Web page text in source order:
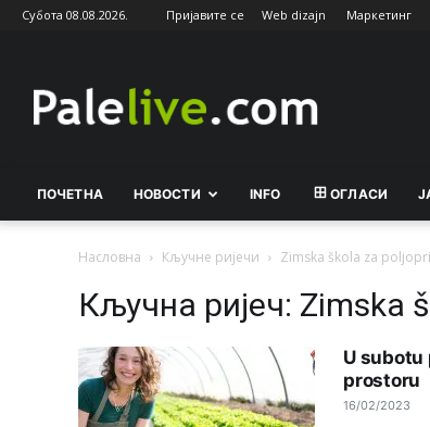
Субота 08.08.2026. Пријавите се Web dizajn Маркетинг
ПОЧЕТНА НОВОСТИ INFO ОГЛАСИ
Насловна Кључне ријечи Zimska škola za
Кључна ријеч: Zimska
U subotu
prostoru
16/02/2023